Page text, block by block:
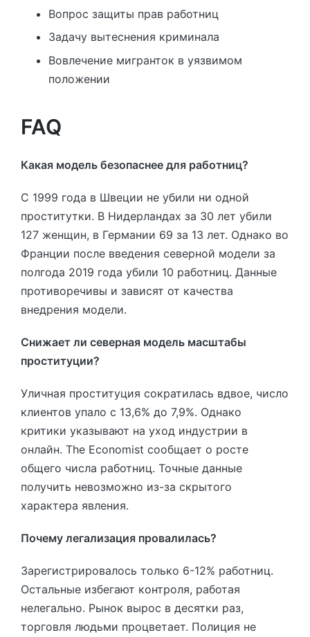
Вопрос защиты прав работниц
Задачу вытеснения криминала
Вовлечение мигранток в уязвимом
положении
FAQ
Какая модель безопаснее для работниц?
С 1999 года в Швеции не убили ни одной
проститутки. В Нидерландах за 30 лет убили
127 женщин, в Германии 69 за 13 лет. Однако во
Франции после введения северной модели за
полгода 2019 года убили 10 работниц. Данные
противоречивы и зависят от качества
внедрения модели.
Снижает ли северная модель масштабы
проституции?
Уличная проституция сократилась вдвое, число
клиентов упало с 13,6% до 7,9%. Однако
критики указывают на уход индустрии в
онлайн. The Economist сообщает о росте
общего числа работниц. Точные данные
получить невозможно из-за скрытого
характера явления.
Почему легализация провалилась?
Зарегистрировалось только 6-12% работниц.
Остальные избегают контроля, работая
нелегально. Рынок вырос в десятки раз,
торговля людьми процветает. Полиция не